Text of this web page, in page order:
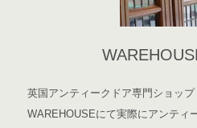
英国アンティークドア専門ショップ
WAREHOUSEにて実際にアンティ